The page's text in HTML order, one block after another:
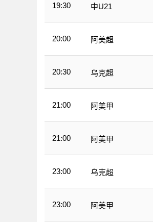
19:30 中U21
20:00 阿美超
20:30 乌克超
21:00 阿美甲
21:00 阿美甲
23:00 乌克超
23:00 阿美甲